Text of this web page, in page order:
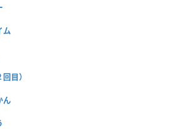
ム
目）
ん